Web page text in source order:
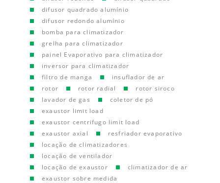
difusor quadrado alumínio
difusor redondo alumínio
bomba para climatizador
grelha para climatizador
painel Evaporativo para climatizador
inversor para climatizador
filtro de manga
insuflador de ar
rotor
rotor radial
rotor siroco
lavador de gas
coletor de pó
exaustor limit load
exaustor centrifugo limit load
exaustor axial
resfriador evaporativo
locação de climatizadores
locação de ventilador
locação de exaustor
climatizador de ar
exaustor sobre medida